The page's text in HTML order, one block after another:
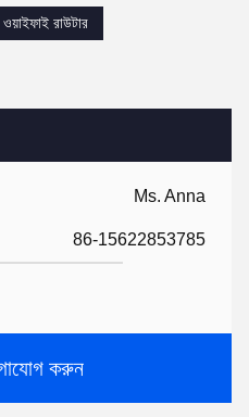
Ms. Anna
86-15622853785
করুন
রাউটার